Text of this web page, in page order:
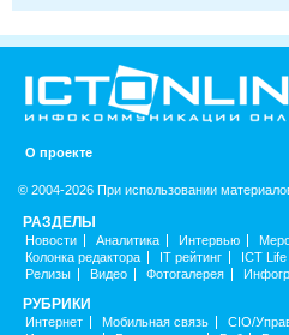
О проекте
© 2004-2026 При использовании
РАЗДЕЛЫ
Новости Аналитика Интервью
Колонка редактора
IT рейтинг ICT Life
Релизы
Видео Фотогалерея
РУБРИКИ
Интернет Мобильная связь CIO/